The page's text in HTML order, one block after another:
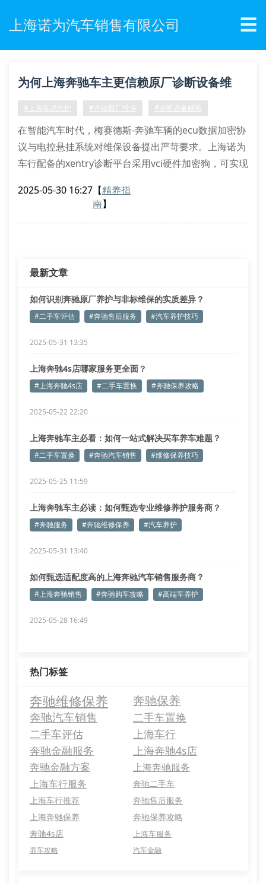
上海诺为汽车销售有限公司 ☰
为何上海奔驰车主更信赖原厂诊断设备维
保？
#上海车况维护 #奔驰原厂维保 #诊断设备解析
在智能汽车时代，梅赛德斯-奔驰车辆的ecu数据加密协
议与电控悬挂系统对维保设备提出严苛要求。上海诺为
车行配备的xentry诊断平台采用vci硬件加密狗，可实现
难以企及的技术壁垒。
扭矩梯度标定：针对
2025-05-30 16:27 【精养指
南】
最新文章
如何识别奔驰原厂养护与非标维保的实质差异？
#二手车评估 #奔驰售后服务 #汽车养护技巧
2025-05-31 13:35
上海奔驰4s店哪家服务更全面？
#上海奔驰4s店 #二手车置换 #奔驰保养攻略
2025-05-22 22:20
上海奔驰车主必看：如何一站式解决买车养车难题？
#二手车置换 #奔驰汽车销售 #维修保养技巧
2025-05-25 11:59
上海奔驰车主必读：如何甄选专业维修养护服务商？
#奔驰服务 #奔驰维修保养 #汽车养护
2025-05-31 13:40
如何甄选适配度高的上海奔驰汽车销售服务商？
#上海奔驰销售 #奔驰购车攻略 #高端车养护
2025-05-28 16:49
热门标签
奔驰维修保养 奔驰保养
奔驰汽车销售
二手车置换
二手车评估
上海车行
奔驰金融服务
上海奔驰4s店
奔驰金融方案
上海奔驰服务
上海车行服务
奔驰二手车
上海车行推荐
奔驰售后服务
上海奔驰保养
奔驰保养攻略
奔驰4s店
上海车服务
养车攻略 汽车金融